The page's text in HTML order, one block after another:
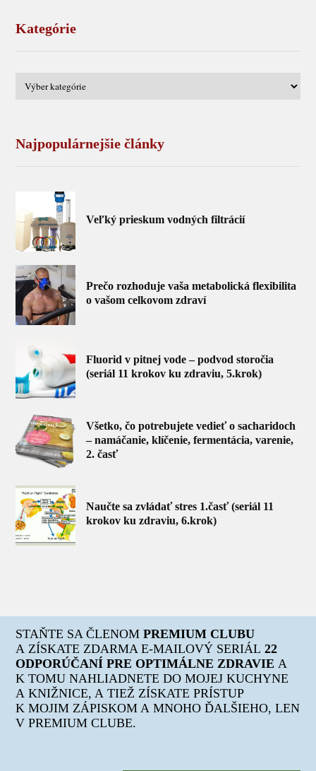
Kategórie
Najpopulárnejšie články
Veľký prieskum vodných filtrácií
Prečo rozhoduje vaša metabolická flexibilita
o vašom celkovom zdraví
Fluorid v pitnej vode – podvod storočia
(seriál 11 krokov ku zdraviu, 5.krok)
Všetko, čo potrebujete vedieť o sacharidoch
– namáčanie, klíčenie, fermentácia, varenie,
2. časť
Naučte sa zvládať stres 1.časť (seriál 11
krokov ku zdraviu, 6.krok)
STAŇTE SA ČLENOMPREMIUM CLUBU
A ZÍSKATE ZDARMA E-MAILOVÝ SERIÁL22
ODPORÚČANÍ PRE OPTIMÁLNE ZDRAVIE A
K TOMU NAHLIADNETE DO MOJEJ KUCHYNE
A KNIŽNICE, A TIEŽ ZÍSKATE PRÍSTUP
K MOJIM ZÁPISKOM A MNOHO ĎALŠIEHO, LEN
V PREMIUM CLUBE.